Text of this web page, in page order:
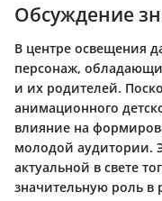
Обсуждение
В центре освещения
персонаж,
и их родителей.
анимационного
влияние на
молодой аудитории.
актуальной в свете
значительную роль в